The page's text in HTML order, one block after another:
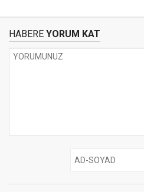
HABERE YORUM KAT